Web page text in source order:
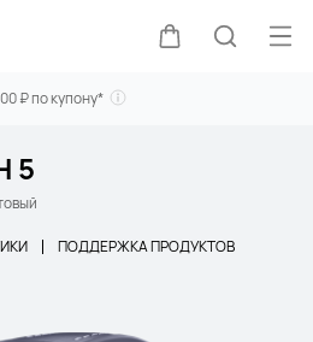
₽ по купону*
5
ПОДДЕРЖКА ПРОДУКТОВ